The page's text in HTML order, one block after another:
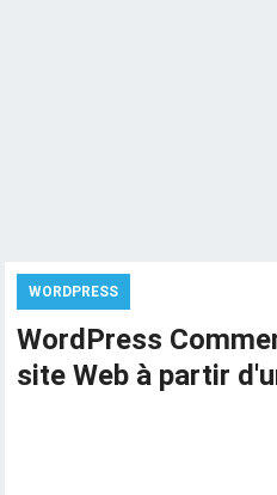
WORDPRESS
WordPress
site Web à partir